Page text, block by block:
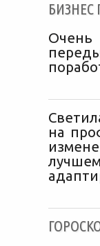
БИЗНЕС
на